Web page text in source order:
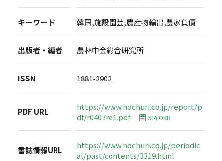
キーワード 韓国,施設園芸,農産物輸出,農家負債
出版者・編者 農林中金総合研究所
ISSN 1881-2902
PDF URL
https://www.nochuri.co.jp/report/p
df/r0407re1.pdf
514.0KB
書誌情報URL
https://www.nochuri.co.jp/periodic
al/past/contents/3319.html